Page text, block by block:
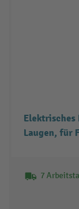
Elektrisches
Laugen, für
7